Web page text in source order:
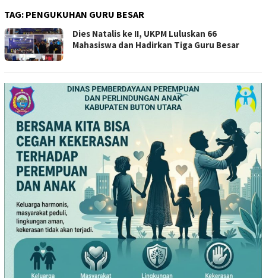
TAG: PENGUKUHAN GURU BESAR
Dies Natalis ke II, UKPM Luluskan 66
Mahasiswa dan Hadirkan Tiga Guru Besar